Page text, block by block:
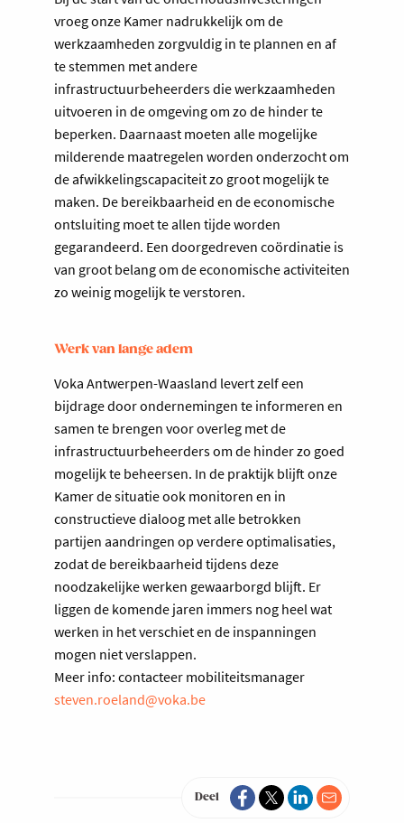
vroeg onze Kamer nadrukkelijk om de
werkzaamheden zorgvuldig in te plannen en af
te stemmen met andere
infrastructuurbeheerders die werkzaamheden
uitvoeren in de omgeving om zo de hinder te
beperken. Daarnaast moeten alle mogelijke
milderende maatregelen worden onderzocht om
de afwikkelingscapaciteit zo groot mogelijk te
maken. De bereikbaarheid en de economische
ontsluiting moet te allen tijde worden
gegarandeerd. Een doorgedreven coördinatie is
van groot belang om de economische activiteiten
zo weinig mogelijk te verstoren.
Werk van lange adem
Voka Antwerpen-Waasland levert zelf een
bijdrage door ondernemingen te informeren en
samen te brengen voor overleg met de
infrastructuurbeheerders om de hinder zo goed
mogelijk te beheersen. In de praktijk blijft onze
Kamer de situatie ook monitoren en in
constructieve dialoog met alle betrokken
partijen aandringen op verdere optimalisaties,
zodat de bereikbaarheid tijdens deze
noodzakelijke werken gewaarborgd blijft. Er
liggen de komende jaren immers nog heel wat
werken in het verschiet en de inspanningen
mogen niet verslappen.
Meer info: contacteer mobiliteitsmanager
steven.roeland@voka.be
Deel